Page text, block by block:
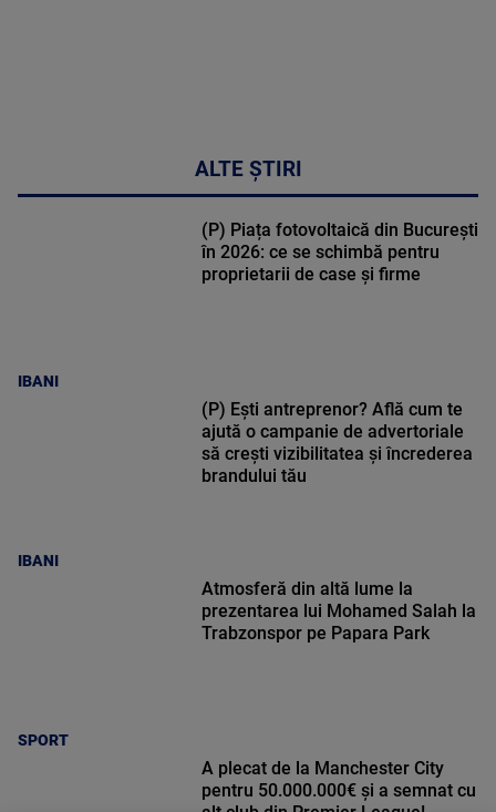
ALTE ȘTIRI
IBANI
(P) Piața fotovoltaică din București
în 2026: ce se schimbă pentru
proprietarii de case și firme
IBANI
(P) Ești antreprenor? Află cum te
ajută o campanie de advertoriale
să crești vizibilitatea și încrederea
brandului tău
SPORT
Atmosferă din altă lume la
prezentarea lui Mohamed Salah la
Trabzonspor pe Papara Park
A plecat de la Manchester City
pentru 50.000.000€ și a semnat cu